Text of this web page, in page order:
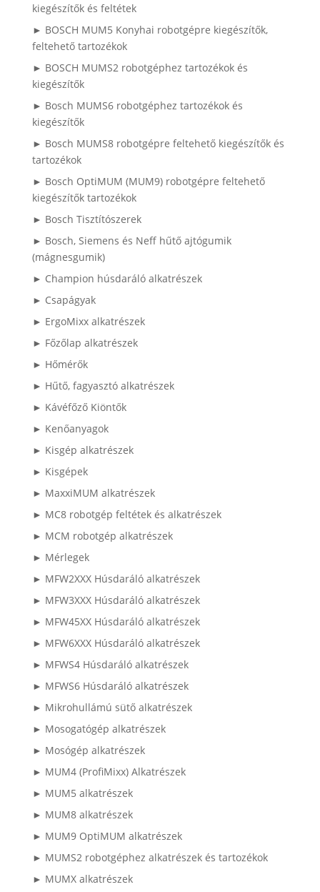
kiegészítők és feltétek
► BOSCH MUM5 Konyhai robotgépre kiegészítők,
feltehető tartozékok
► BOSCH MUMS2 robotgéphez tartozékok és
kiegészítők
► Bosch MUMS6 robotgéphez tartozékok és
kiegészítők
► Bosch MUMS8 robotgépre feltehető kiegészítők és
tartozékok
► Bosch OptiMUM (MUM9) robotgépre feltehető
kiegészítők tartozékok
► Bosch Tisztítószerek
► Bosch, Siemens és Neff hűtő ajtógumik
(mágnesgumik)
► Champion húsdaráló alkatrészek
► Csapágyak
► ErgoMixx alkatrészek
► Főzőlap alkatrészek
► Hőmérők
► Hűtő, fagyasztó alkatrészek
► Kávéfőző Kiöntők
► Kenőanyagok
► Kisgép alkatrészek
► Kisgépek
► MaxxiMUM alkatrészek
► MC8 robotgép feltétek és alkatrészek
► MCM robotgép alkatrészek
► Mérlegek
► MFW2XXX Húsdaráló alkatrészek
► MFW3XXX Húsdaráló alkatrészek
► MFW45XX Húsdaráló alkatrészek
► MFW6XXX Húsdaráló alkatrészek
► MFWS4 Húsdaráló alkatrészek
► MFWS6 Húsdaráló alkatrészek
► Mikrohullámú sütő alkatrészek
► Mosogatógép alkatrészek
► Mosógép alkatrészek
► MUM4 (ProfiMixx) Alkatrészek
► MUM5 alkatrészek
► MUM8 alkatrészek
► MUM9 OptiMUM alkatrészek
► MUMS2 robotgéphez alkatrészek és tartozékok
► MUMX alkatrészek